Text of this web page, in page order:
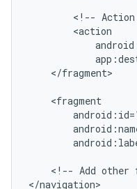
<!-- Action
</fragment>
<!-- Add other